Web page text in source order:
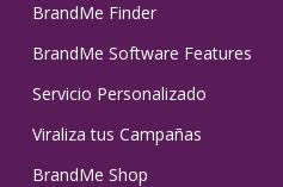
BrandMe Finder
BrandMe Software Features
Servicio Personalizado
Viraliza tus Campañas
BrandMe Shop